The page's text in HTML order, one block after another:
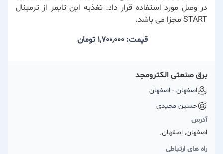
در وصل مورد استفاده قرار داد. تغذیه این تایمر از ترمینال
START مجزا می باشد.
قیمت: 1,700,000
تومان
برق صنعتی الکترومجد
اصفهان - اصفهان
حسین مجیدی
آدرس
اصفهان, اصفهان,
راه های ارتباطی